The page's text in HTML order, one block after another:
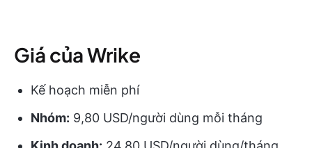
Giá của Wrike
Kế hoạch miễn phí
Nhóm: 9,80 USD/người dùng mỗi tháng